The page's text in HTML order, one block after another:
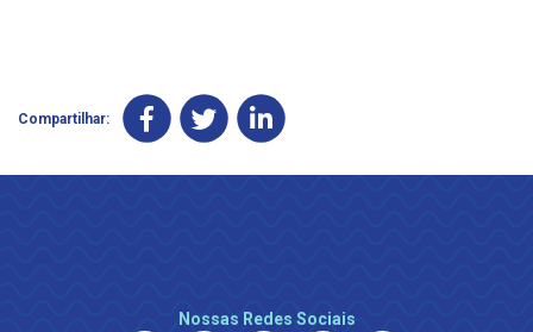
Compartilhar:
Nossas Redes Sociais